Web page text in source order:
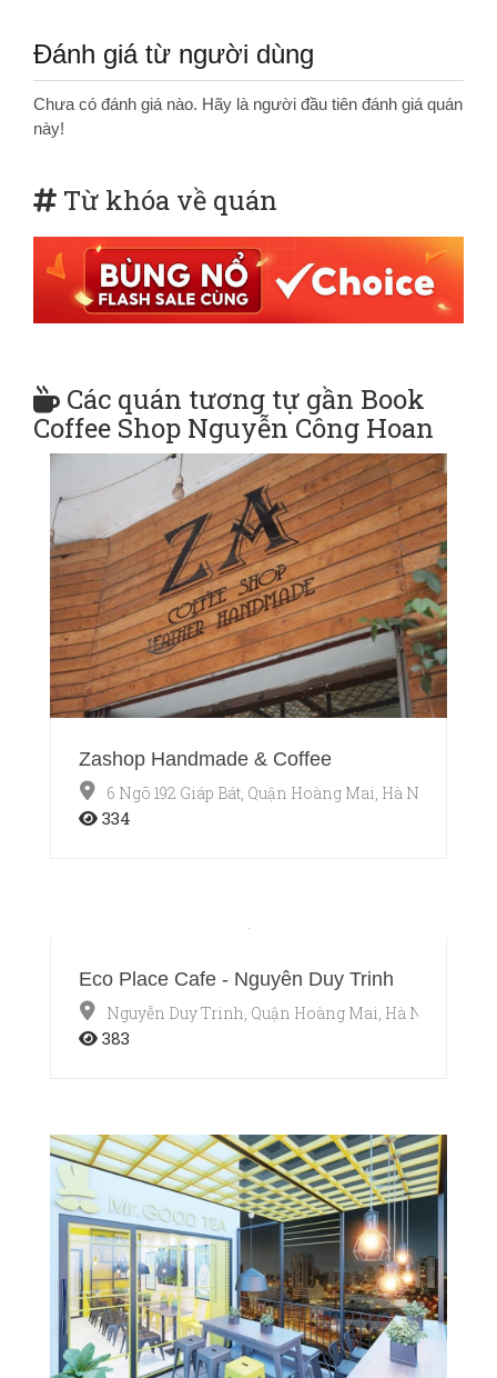
Đánh giá từ người dùng
Chưa có đánh giá nào. Hãy là người đầu tiên đánh giá quán
này!
Từ khóa về quán
Các quán tương tự gần Book
Coffee Shop Nguyễn Công Hoan
Zashop Handmade & Coffee
6 Ngõ 192 Giáp Bát, Quận Hoàng Mai, Hà Nội
334
Eco Place Cafe - Nguyễn Duy Trinh
Nguyễn Duy Trinh, Quận Hoàng Mai, Hà Nội
383